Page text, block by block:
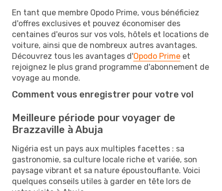
En tant que membre Opodo Prime, vous bénéficiez
d'offres exclusives et pouvez économiser des
centaines d'euros sur vos vols, hôtels et locations de
voiture, ainsi que de nombreux autres avantages.
Découvrez tous les avantages d'Opodo Prime et
rejoignez le plus grand programme d'abonnement de
voyage au monde.
Comment vous enregistrer pour votre vol
Meilleure période pour voyager de
Brazzaville à Abuja
Nigéria est un pays aux multiples facettes : sa
gastronomie, sa culture locale riche et variée, son
paysage vibrant et sa nature époustouflante. Voici
quelques conseils utiles à garder en tête lors de